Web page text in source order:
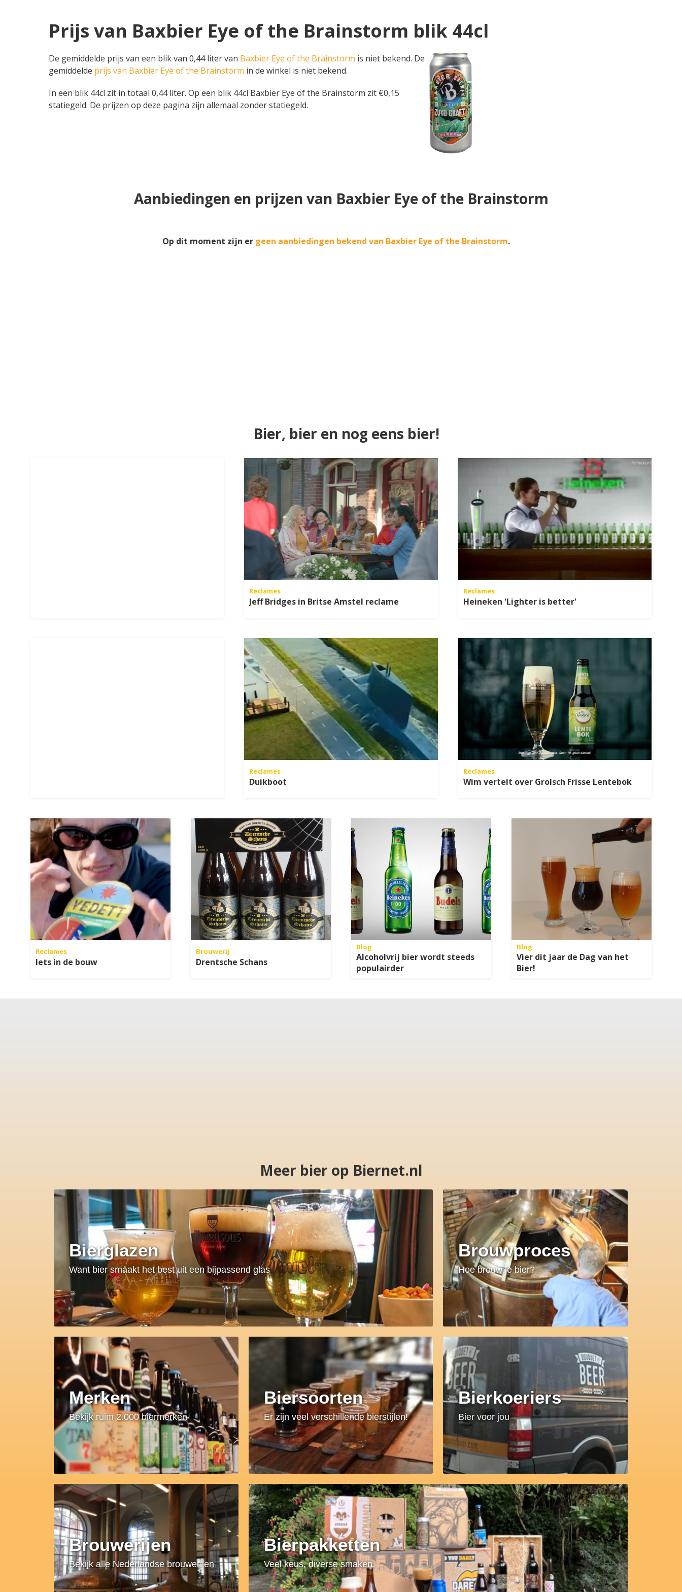
Prijs van Baxbier Eye of the Brainstorm blik 44cl
De gemiddelde prijs van een blik van 0,44 liter van Baxbier Eye of the Brainstorm is niet bekend. De
gemiddelde prijs van Baxbier Eye of the Brainstorm in de winkel is niet bekend.
In een blik 44cl zit in totaal 0,44 liter. Op een blik 44cl Baxbier Eye of the Brainstorm zit €0,15
statiegeld. De prijzen op deze pagina zijn allemaal zonder statiegeld.
Aanbiedingen en prijzen van Baxbier Eye of the Brainstorm
Op dit moment zijn er geen aanbiedingen bekend van Baxbier Eye of the Brainstorm.
Bier, bier en nog eens bier!
Reclames
Jeff Bridges in Britse Amstel reclame
Reclames
Heineken 'Lighter is better'
Reclames
Duikboot
Reclames
Wim vertelt over Grolsch Frisse Lentebok
Reclames
Iets in de bouw
Brouwerij
Drentsche Schans
Blog
Alcoholvrij bier wordt steeds
populairder
Blog
Vier dit jaar de Dag van het
Bier!
Meer bier op Biernet.nl
Bierglazen
Want bier smaakt het best uit een bijpassend glas
Brouwproces
Hoe brouw je bier?
Merken
Bekijk ruim 2.000 biermerken
Biersoorten
Er zijn veel verschillende bierstijlen!
Bierkoeriers
Bier voor jou
Brouwerijen
Bekijk alle Nederlandse brouwerijen
Bierpakketten
Veel keus, diverse smaken